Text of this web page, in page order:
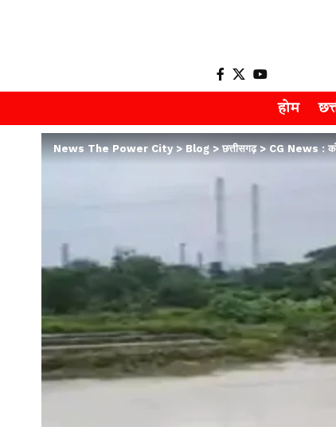
होम
News The Power City>Blog>छत्तीसगढ़>CG News :